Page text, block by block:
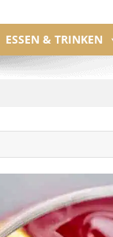
ESSEN & TRINKEN